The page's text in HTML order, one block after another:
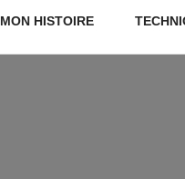
MON HISTOIRE